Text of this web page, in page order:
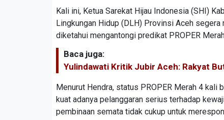
Kali ini, Ketua Sarekat Hijau Indonesia (SHI)
Lingkungan Hidup (DLH) Provinsi Aceh
diketahui mengantongi predikat PROPER
Baca juga:
Yulindawati Kritik Jubir Aceh: Rakyat
Menurut Hendra, status PROPER Merah 4
kuat adanya pelanggaran serius terhadap
pembinaan semata tidak cukup untuk